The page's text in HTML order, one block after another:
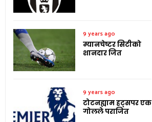
9 years ago
म्यानचेष्टर सिटीको
शानदार जित
9 years ago
टोटनह्याम हट्सपर एक
गोलले पराजित